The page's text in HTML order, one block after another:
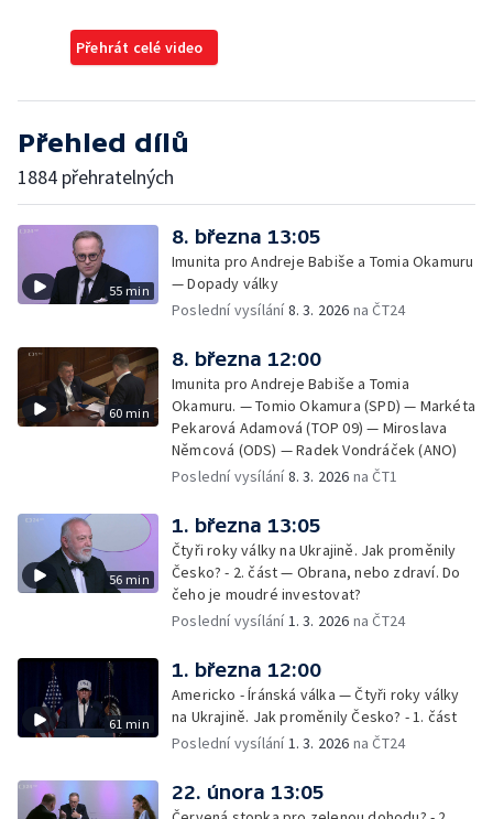
Přehrát celé video
Přehled dílů
1884 přehratelných
55 min
8. března 13:05
Imunita pro Andreje Babiše a Tomia Okamuru
— Dopady války
Poslední vysílání8. 3. 2026 na ČT24
60 min
8. března 12:00
Imunita pro Andreje Babiše a Tomia
Okamuru. — Tomio Okamura (SPD) — Markéta
Pekarová Adamová (TOP 09) — Miroslava
Němcová (ODS) — Radek Vondráček (ANO)
Poslední vysílání8. 3. 2026 na ČT1
56 min
1. března 13:05
Čtyři roky války na Ukrajině. Jak proměnily
Česko? - 2. část — Obrana, nebo zdraví. Do
čeho je moudré investovat?
Poslední vysílání 1. 3. 2026 na ČT24
61 min
1. března 12:00
Americko - Íránská válka — Čtyři roky války
na Ukrajině. Jak proměnily Česko? - 1. část
Poslední vysílání 1. 3. 2026 na ČT24
22. února 13:05